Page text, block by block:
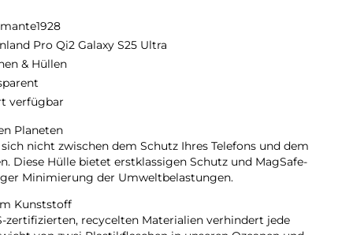
Pro Qi2 Galaxy S25 Ultra
& Hüllen
verfügbar
Planeten
nicht zwischen dem Schutz Ihres Telefons und dem
Diese Hülle bietet erstklassigen Schutz und MagSafe-
Minimierung der Umweltbelastungen.
Kunststoff
zertifizierten, recycelten Materialien verhindert jede